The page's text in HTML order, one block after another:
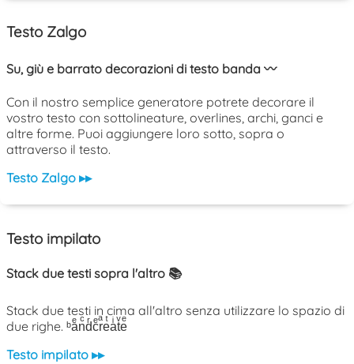
Testo Zalgo
Su, giù e barrato decorazioni di testo banda 〰️
Con il nostro semplice generatore potrete decorare il
vostro testo con sottolineature, overlines, archi, ganci e
altre forme. Puoi aggiungere loro sotto, sopra o
attraverso il testo.
Testo Zalgo ▸▸
Testo impilato
Stack due testi sopra l'altro 📚
Stack due testi in cima all'altro senza utilizzare lo spazio di
due righe. ᵇaͤnͨdͬcͤrͣeͭaͥtͮeͤ
Testo impilato ▸▸